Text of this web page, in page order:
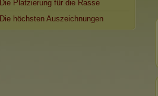
Die Platzierung für die Rasse
Die höchsten Auszeichnungen